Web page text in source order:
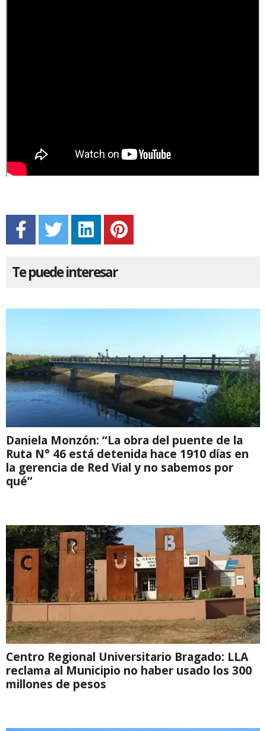
Te puede interesar
Daniela Monzón: “La obra del puente de la
Ruta N° 46 está detenida hace 1910 días en
la gerencia de Red Vial y no sabemos por
qué”
Centro Regional Universitario Bragado: LLA
reclama al Municipio no haber usado los 300
millones de pesos